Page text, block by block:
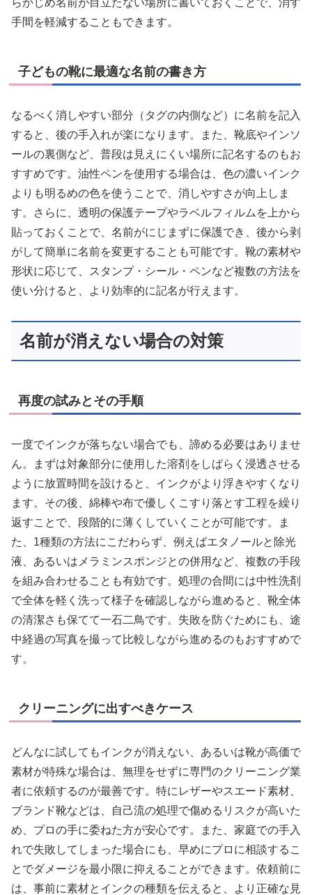
手間を軽減することもできます。
子どもの靴に最適な名前の書き方
なるべく消しやすい部分（タグの内側など）に名前を記入
すると、後の手入れが楽になります。また、靴底やインソ
ールの裏側など、普段は見えにくい場所に記名するのもお
すすめです。油性ペンを使用する場合は、色の濃いインク
よりも明るめの色を使うことで、消しやすさが向上しま
す。さらに、透明の保護テープやラベルフィルムを上から
貼っておくことで、名前がにじまずに保護でき、後から剥
がして簡単に名前を変更することも可能です。靴の素材や
形状に応じて、スタンプ・シール・ペンなど複数の方法を
使い分けると、より効率的に記名が行えます。
名前が消えない場合の対策
再度の試みとその手順
一度でインクが落ちない場合でも、諦める必要はありませ
ん。まずは対象部分に使用した溶剤をしばらく浸透させる
ように放置時間を設けると、インクがより浮きやすくなり
ます。その後、綿棒や布で優しくこすり落とす工程を繰り
返すことで、段階的に薄くしていくことが可能です。ま
た、1種類の方法にこだわらず、例えばエタノールと除光
液、あるいはメラミンスポンジとの併用など、複数の手段
を組み合わせることも有効です。処理の合間には中性洗剤
で全体を軽く洗って様子を確認しながら進めると、靴全体
の清潔さも保てて一石二鳥です。失敗を防ぐためにも、途
中経過の写真を撮って比較しながら進めるのもおすすめで
す。
クリーニングに出すべきケース
どんなに試してもインクが消えない、あるいは靴が高価で
素材が特殊な場合は、無理をせずに専門のクリーニング業
者に依頼するのが最善です。特にレザーやスエード素材、
ブランド靴などは、自己流の処理で傷めるリスクが高いた
め、プロの手に委ねた方が安心です。また、家庭での手入
れで失敗してしまった場合にも、早めにプロに相談するこ
とでダメージを最小限に抑えることができます。依頼前に
は、事前に素材とインクの種類を伝えると、より正確な見